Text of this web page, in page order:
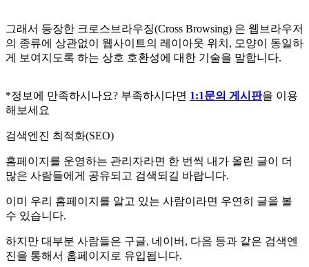
그래서 등장한 크로스브라우징(Cross Browsing) 은 웹브라우저
의 종류에 상관없이 웹사이트의 레이아웃 위치, 모양이 동일하
게 보여지도록 하는 상호 호환성에 대한 기술을 말합니다.
*정보에 만족하시나요? 부족하시다면 1:1문의 게시판을 이용
해보세요
검색엔진 최적화(SEO)
홈페이지를 운영하는 관리자라면 한 번씩 내가 올린 글이 더
많은 사람들에게 공유되고 검색되길 바랍니다.
이미 우리 홈페이지를 알고 있는 사람이라면 우연히 글을 볼
수 있습니다.
하지만 대부분 사람들은 구글, 네이버, 다음 등과 같은 검색엔
진을 통해서 홈페이지로 유입됩니다.